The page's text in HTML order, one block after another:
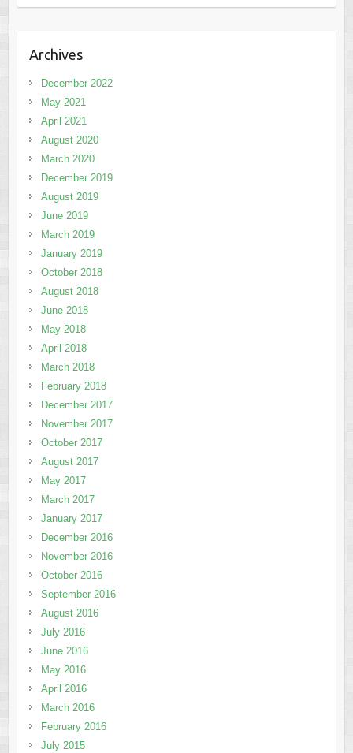
Archives
December 2022
May 2021
April 2021
August 2020
March 2020
December 2019
August 2019
June 2019
March 2019
January 2019
October 2018
August 2018
June 2018
May 2018
April 2018
March 2018
February 2018
December 2017
November 2017
October 2017
August 2017
May 2017
March 2017
January 2017
December 2016
November 2016
October 2016
September 2016
August 2016
July 2016
June 2016
May 2016
April 2016
March 2016
February 2016
July 2015